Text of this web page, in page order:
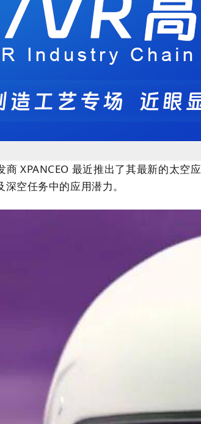
商 XPANCEO 最近推出了其最新的太
空任务中的应用潜力。